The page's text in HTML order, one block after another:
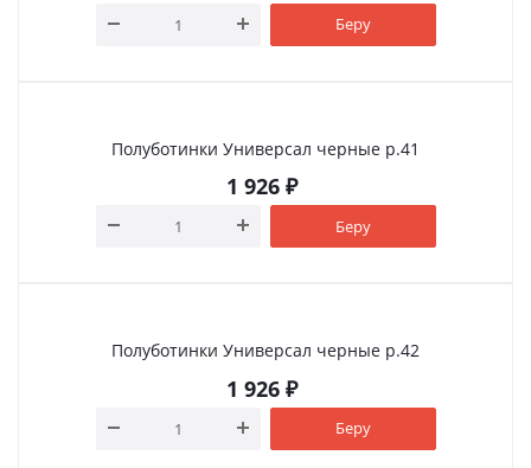
Беру
Полуботинки Универсал черные р.41
1 926₽
Беру
Полуботинки Универсал черные р.42
1 926₽
Беру